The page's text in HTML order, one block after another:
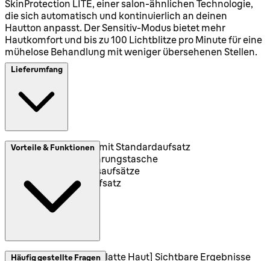
SkinProtection LITE, einer salon-ähnlichen Technologie,
die sich automatisch und kontinuierlich an deinen
Hautton anpasst. Der Sensitiv-Modus bietet mehr
Hautkomfort und bis zu 100 Lichtblitze pro Minute für eine
mühelose Behandlung mit weniger übersehenen Stellen.
Lieferumfang
1 x Braun IPL mit Standardaufsatz
1 x Aufbewahrungstasche
2 x Präzisionsaufsätze
1 x breiter Aufsatz
Vorteile & Funktionen
[Bis zu 1 Jahr glatte Haut] Sichtbare Ergebnisse
Häufig gestellte Fragen